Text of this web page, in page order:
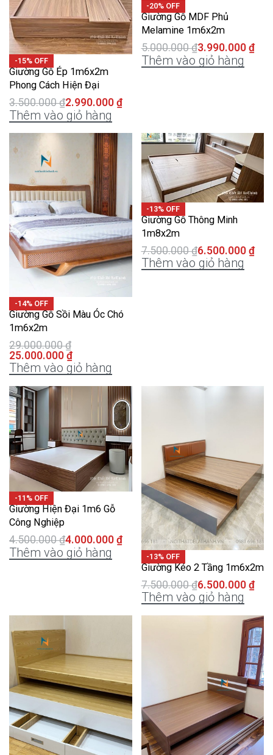
-15% OFF
Giường Gỗ Ép 1m6x2m
Phong Cách Hiện Đại
3.500.000₫2.990.000 ₫
Thêm vào giỏ hàng
-20% OFF
Giường Gỗ MDF Phủ
Melamine 1m6x2m
5.000.000₫3.990.000 ₫
Thêm vào giỏ hàng
-14% OFF
Giường Gỗ Sồi Màu Óc Chó
1m6x2m
29.000.000₫
25.000.000 ₫
Thêm vào giỏ hàng
-13% OFF
Giường Gỗ Thông Minh
1m8x2m
7.500.000₫6.500.000 ₫
Thêm vào giỏ hàng
-11% OFF
Giường Hiện Đại 1m6 Gỗ
Công Nghiệp
4.500.000₫4.000.000 ₫
Thêm vào giỏ hàng -13% OFF
Giường Kéo 2 Tầng 1m6x2m
7.500.000₫6.500.000 ₫
Thêm vào giỏ hàng